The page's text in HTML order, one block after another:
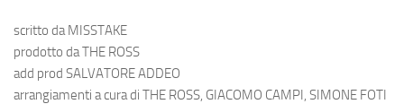
scritto daMISSTAKE
prodotto daTHE ROSS
add prod SALVATORE ADDEO
arrangiamenti a cura di THE ROSS, GIACOMO CAMPI, SIMONE FOTI